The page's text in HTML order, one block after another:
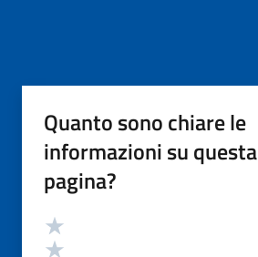
Quanto sono chiare le
informazioni su questa
pagina?
Valutazione